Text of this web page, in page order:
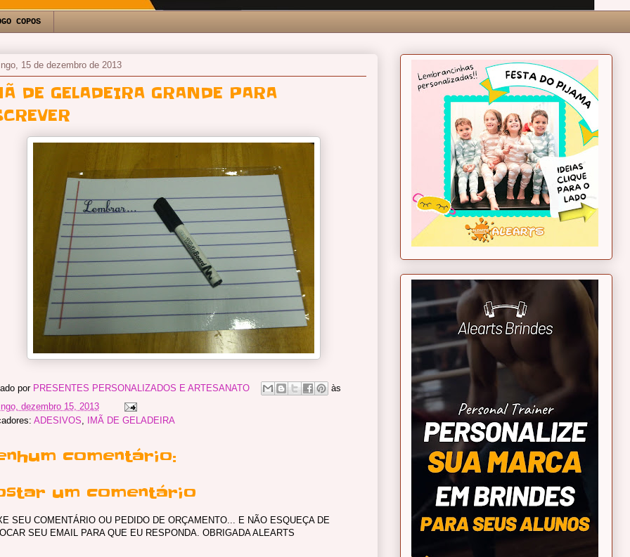
COPOS
15 de dezembro de 2013
DE GELADEIRA GRANDE PARA
por PRESENTES PERSONALIZADOS E ARTESANATO
às
dezembro 15, 2013
ADESIVOS, IMÃ DE GELADEIRA
comentário:
um comentário
SEU COMENTÁRIO OU PEDIDO DE ORÇAMENTO... E NÃO ESQUEÇA DE
SEU EMAIL PARA QUE EU RESPONDA. OBRIGADA ALEARTS